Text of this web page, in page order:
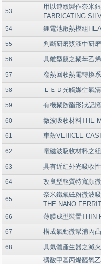
53
用以連續製作奈米
FABRICATING
54 鋰電池散熱模組
55 判斷研磨漿液中研
56 具離型膜之聚苯乙
57 廢熱回收熱電轉換
58 ＬＥＤ光觸媒空氣
59 有機聚胺酯形狀記
60 微波吸收材料THE
61 車殼VEHICLE
62 電磁波吸收材料之
63 具有近紅外光吸收
64 改良型輕質特寬頻
65
奈米鐵氧磁粉微波
THE NANO
66 薄膜成型裝置THIN
67 構成氣動微幫浦內
68 具氣體產生器之滅
磷酸甲基丙烯醯氧